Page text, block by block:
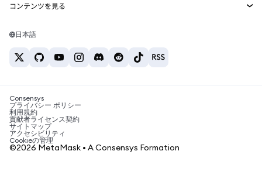
Web3サービス
サポート
キャリア
お問い合わせ
Tetherの価格
USDT→INR
BTC→INR
ETH→USDT
ETHの購入
USDTの購入
SHIBの購入
BNBの購入
コンテンツを見る
Solanaウォレット
税制関連ニュース
暗号資産の購入方法は？
ビットコインを売るには？
日本語
Consensys
プライバシー ポリシー
利用規約
貢献者ライセンス契約
サイトマップ
アクセシビリティ
Cookieの管理
©2026 MetaMask • A Consensys Formation